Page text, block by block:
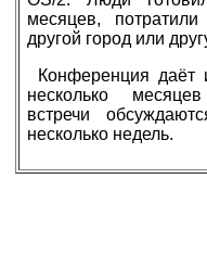
месяцев,
другой город или
Конференция даёт
несколько
встречи
несколько недель.